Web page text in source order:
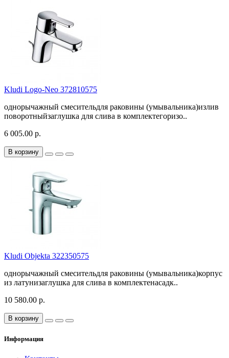
Kludi Logo-Neo 372810575
однорычажный смесительдля раковины (умывальника)излив
поворотныйзаглушка для слива в комплектегоризо..
6 005.00 р.
В корзину
Kludi Objekta 322350575
однорычажный смесительдля раковины (умывальника)корпус
из латунизаглушка для слива в комплектенасадк..
10 580.00 р.
В корзину
Информация